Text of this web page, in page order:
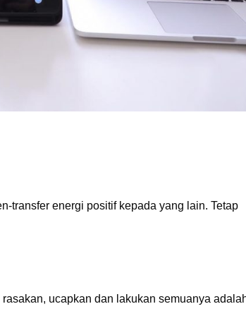
transfer energi positif kepada yang lain. Tetap
ucapkan dan lakukan semuanya